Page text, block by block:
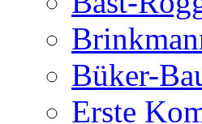
Büker-
Erste